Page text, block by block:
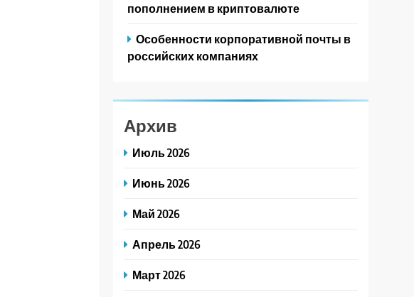
пополнением в криптовалюте
Особенности корпоративной почты в
российских компаниях
Архив
Июль 2026
Июнь 2026
Май 2026
Апрель 2026
Март 2026